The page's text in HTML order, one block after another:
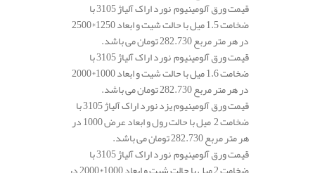
قیمت ورق آلومینیوم نورد اراک آلیاژ 3105 با
ضخامت 1.5 میل با حالت شیت و ابعاد 1250*2500
در هر متر مربع 282.730 تومان می باشد.
قیمت ورق آلومینیوم نورد اراک آلیاژ 3105 با
ضخامت 1.6 میل با حالت شیت و ابعاد 1000*2000
در هر متر مربع 282.730 تومان می باشد.
قیمت ورق آلومینیوم یزد نورد اراک آلیاژ 3105 با
ضخامت 2 میل با حالت رول و ابعاد عرض 1000 در
هر متر مربع 282.730 تومان می باشد.
قیمت ورق آلومینیوم نورد اراک آلیاژ 3105 با